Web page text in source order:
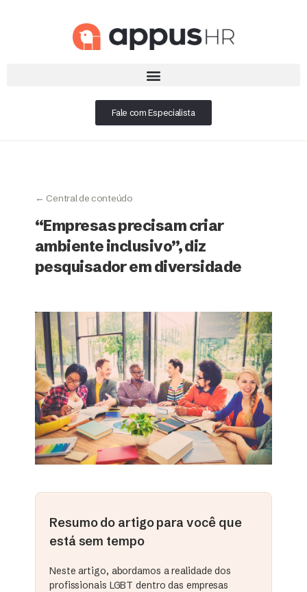
Fale com Especialista
← Central de conteúdo
“Empresas precisam criar
ambiente inclusivo”, diz
pesquisador em diversidade
Resumo do artigo para você que
está sem tempo
Neste artigo, abordamos a realidade dos
profissionais LGBT dentro das empresas